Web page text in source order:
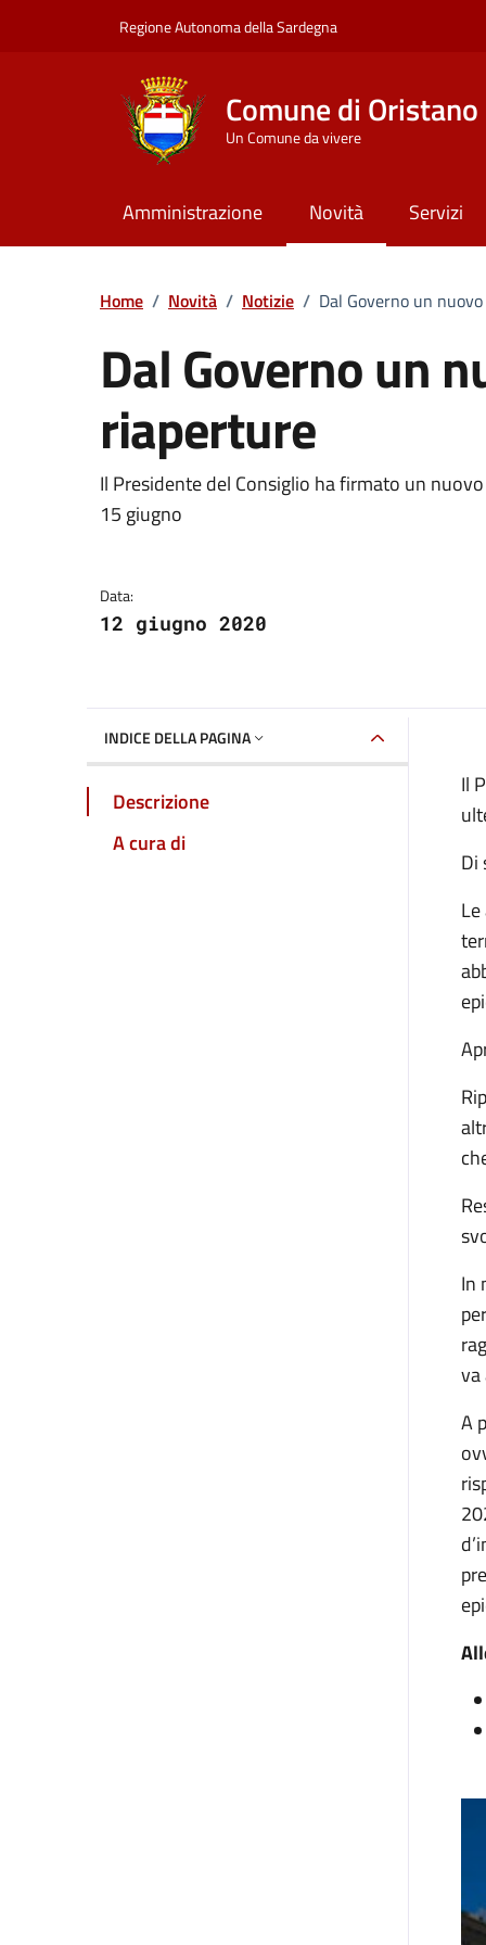
Regione Autonoma della Sardegna
Comune di Oristano
Un Comune da vivere
Amministrazione Novità Servizi
Home / Novità / Notizie / Dal Governo un
Dal Governo un
riaperture
Dettagli della notizia
Il Presidente del Consiglio ha firmato un
15 giugno
Data:
12 giugno 2020
INDICE DELLA PAGINA
Descrizione
A cura di
Il
Di
In
A